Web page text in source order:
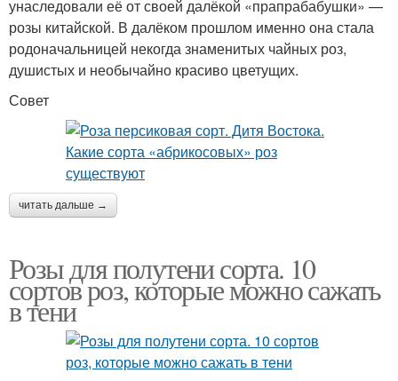
унаследовали её от своей далёкой «пра­прабабушки» —
розы китайской. В далёком прошлом именно она стала
родоначальницей некогда знаменитых чайных роз,
душистых и необычайно красиво цветущих.
Совет
читать дальше →
Розы для полутени сорта. 10
сортов роз, которые можно сажать
в тени